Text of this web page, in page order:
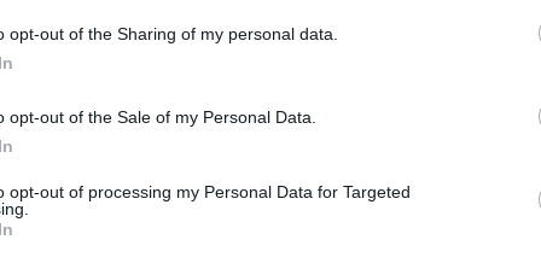
opt-out of the Sharing of my personal data.
opt-out of the Sale of my Personal Data.
opt-out of processing my Personal Data for Targeted